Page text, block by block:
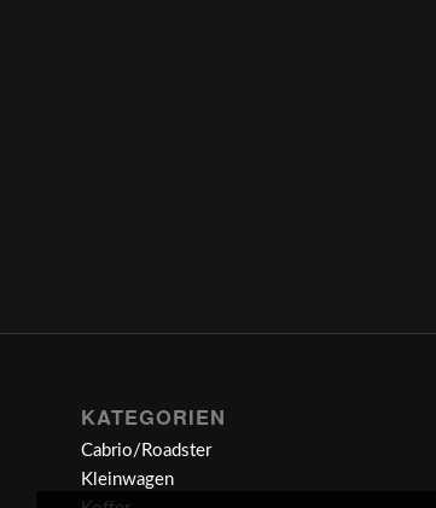
KATEGORIEN
Cabrio/Roadster
Kleinwagen